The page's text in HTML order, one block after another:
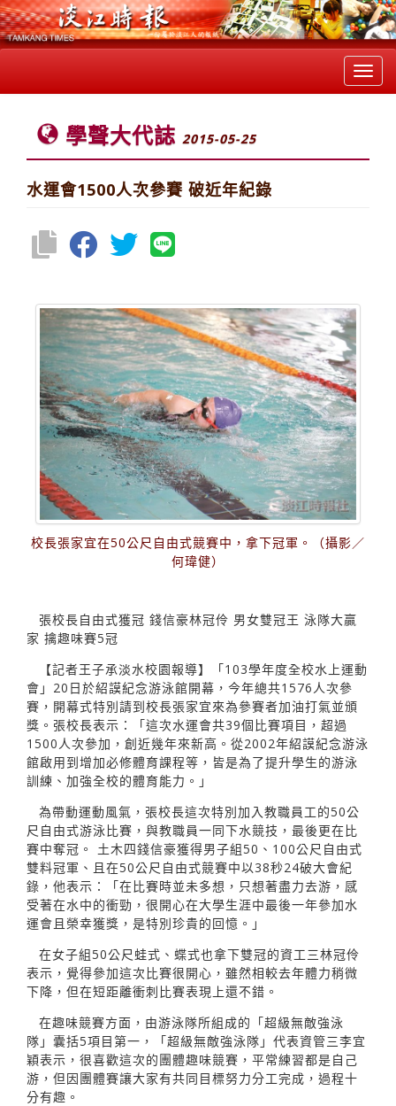
學聲大代誌 2015-05-25
水運會1500人次參賽 破近年紀錄
校長張家宜在50公尺自由式競賽中，拿下冠軍。（攝影／
何瑋健）
張校長自由式獲冠 錢信豪林冠伶 男女雙冠王 泳隊大贏
家 擒趣味賽5冠
【記者王子承淡水校園報導】「103學年度全校水上運動
會」20日於紹謨紀念游泳館開幕，今年總共1576人次參
賽，開幕式特別請到校長張家宜來為參賽者加油打氣並頒
獎。張校長表示：「這次水運會共39個比賽項目，超過
1500人次參加，創近幾年來新高。從2002年紹謨紀念游泳
館啟用到增加必修體育課程等，皆是為了提升學生的游泳
訓練、加強全校的體育能力。」
為帶動運動風氣，張校長這次特別加入教職員工的50公
尺自由式游泳比賽，與教職員一同下水競技，最後更在比
賽中奪冠。 土木四錢信豪獲得男子組50、100公尺自由式
雙料冠軍、且在50公尺自由式競賽中以38秒24破大會紀
錄，他表示：「在比賽時並未多想，只想著盡力去游，感
受著在水中的衝勁，很開心在大學生涯中最後一年參加水
運會且榮幸獲獎，是特別珍貴的回憶。」
在女子組50公尺蛙式、蝶式也拿下雙冠的資工三林冠伶
表示，覺得參加這次比賽很開心，雖然相較去年體力稍微
下降，但在短距離衝刺比賽表現上還不錯。
在趣味競賽方面，由游泳隊所組成的「超級無敵強泳
隊」囊括5項目第一，「超級無敵強泳隊」代表資管三李宜
穎表示，很喜歡這次的團體趣味競賽，平常練習都是自己
游，但因團體賽讓大家有共同目標努力分工完成，過程十
分有趣。